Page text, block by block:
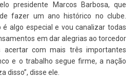
presidente Marcos Barbosa, que
fazer um ano histórico no clube.
é algo especial e vou canalizar todas
em dar alegrias ao torcedor
acertar com mais três importantes
e o trabalho segue firme, a nação
disso”, disse ele.